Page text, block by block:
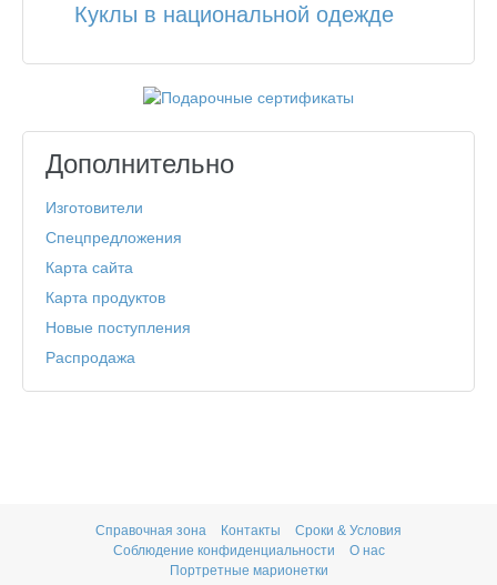
Куклы в национальной одежде
Дополнительно
Изготовители
Спецпредложения
Карта сайта
Карта продуктов
Новые поступления
Распродажа
Справочная зона Контакты
Сроки & Условия
Соблюдение конфиденциальности
О нас
Портретные марионетки